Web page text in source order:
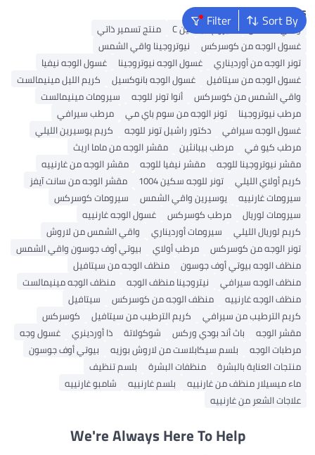
Sort By
FilterPopular Searches
واقي الشمس سيروم فيتامين C
منتج تسمير ذاتي
غسول الوجه من كوسركس
نيوتروجينا واقي الشمس
تونر الوجه من أورديناري
غسول الوجه نيوتروجينا
غسول الوجه نيفيا
غسول الوجه من سيتافيل
غسول الوجه بانوكسيل
كريم الليل مينيمالست
واقي الشمس من كوسركس
أنوا تونر للوجه
سيرومات مينيمالست
مرطب نيوتروجينا
تونر الوجه من سوم باي مي
مرطب سيرافي
غسول الوجه سيرافي
دكتور راشيل تونر للوجه
كريم يوسيرين الليلي
مرطب كيو في
مرطب بيبانثين
مقشر الوجه من ماما اريث
مقشر نيوتروجينا للوجه
مقشر نيفيا للوجه
مقشر الوجه من غارنييه
كريم أولاي الليلي
تونر للوجه سكين 1004
مقشر الوجه من سانت آيفز
سيرومات غارنييه
يوسيرين واقي الشمس
سيرومات كوسركس
سيرومات لوريال
مرطب كوسركس
غسول الوجه غارنييه
كريم لوريال الليلي
سيرومات أورديناري
واقي الشمس من لاروش
تونر الوجه من كوسركس
مرطب أولاي
بيوتي أوف جوسون واقي الشمس
منظف ​​الوجه بيوتي أوف جوسون
منظف ​​الوجه من سيتافيل
منظف ​​الوجه سيرافي
نيتروجينا منظف الوجه
منظف ​​الوجه مينيمالست
منظف ​​الوجه غارنييه
منظف ​​الوجه من كوسركس
سيتافيل
كريم الترطيب من سيرافي
كريم الترطيب من سيتافيل
كوسركس
مقشر الوجه
باث أند بودي وركس شوكولاتة ذا أوردينري
غسول وجه
مرطبات الوجه
بلسم سيكابلاست من لاروش بوزيه
بيوتي أوف جوسون
منتجات العناية بالبشرة
منظفات البشرة
بلسم تنظيف
ماء ميسيلار منظف من غارنييه
بلسم غارنييه
شامبو غارنييه
علاجات الشعر من غارنييه
We're Always Here To Help